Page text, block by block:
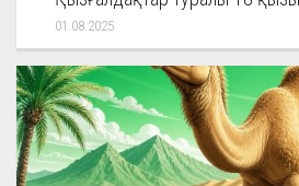
01.08.2025